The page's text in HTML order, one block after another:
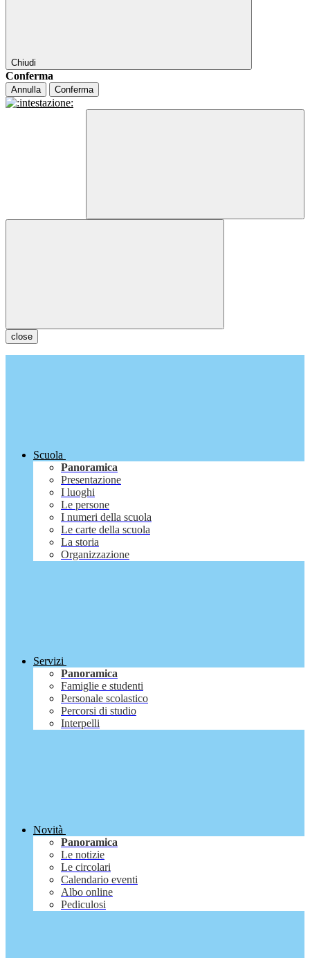
Chiudi
Conferma
Annulla Conferma
close
Scuola
Panoramica
Presentazione
I luoghi
Le persone
I numeri della scuola
Le carte della scuola
La storia
Organizzazione
Servizi
Panoramica
Famiglie e studenti
Personale scolastico
Percorsi di studio
Interpelli
Novità
Panoramica
Le notizie
Le circolari
Calendario eventi
Albo online
Pediculosi